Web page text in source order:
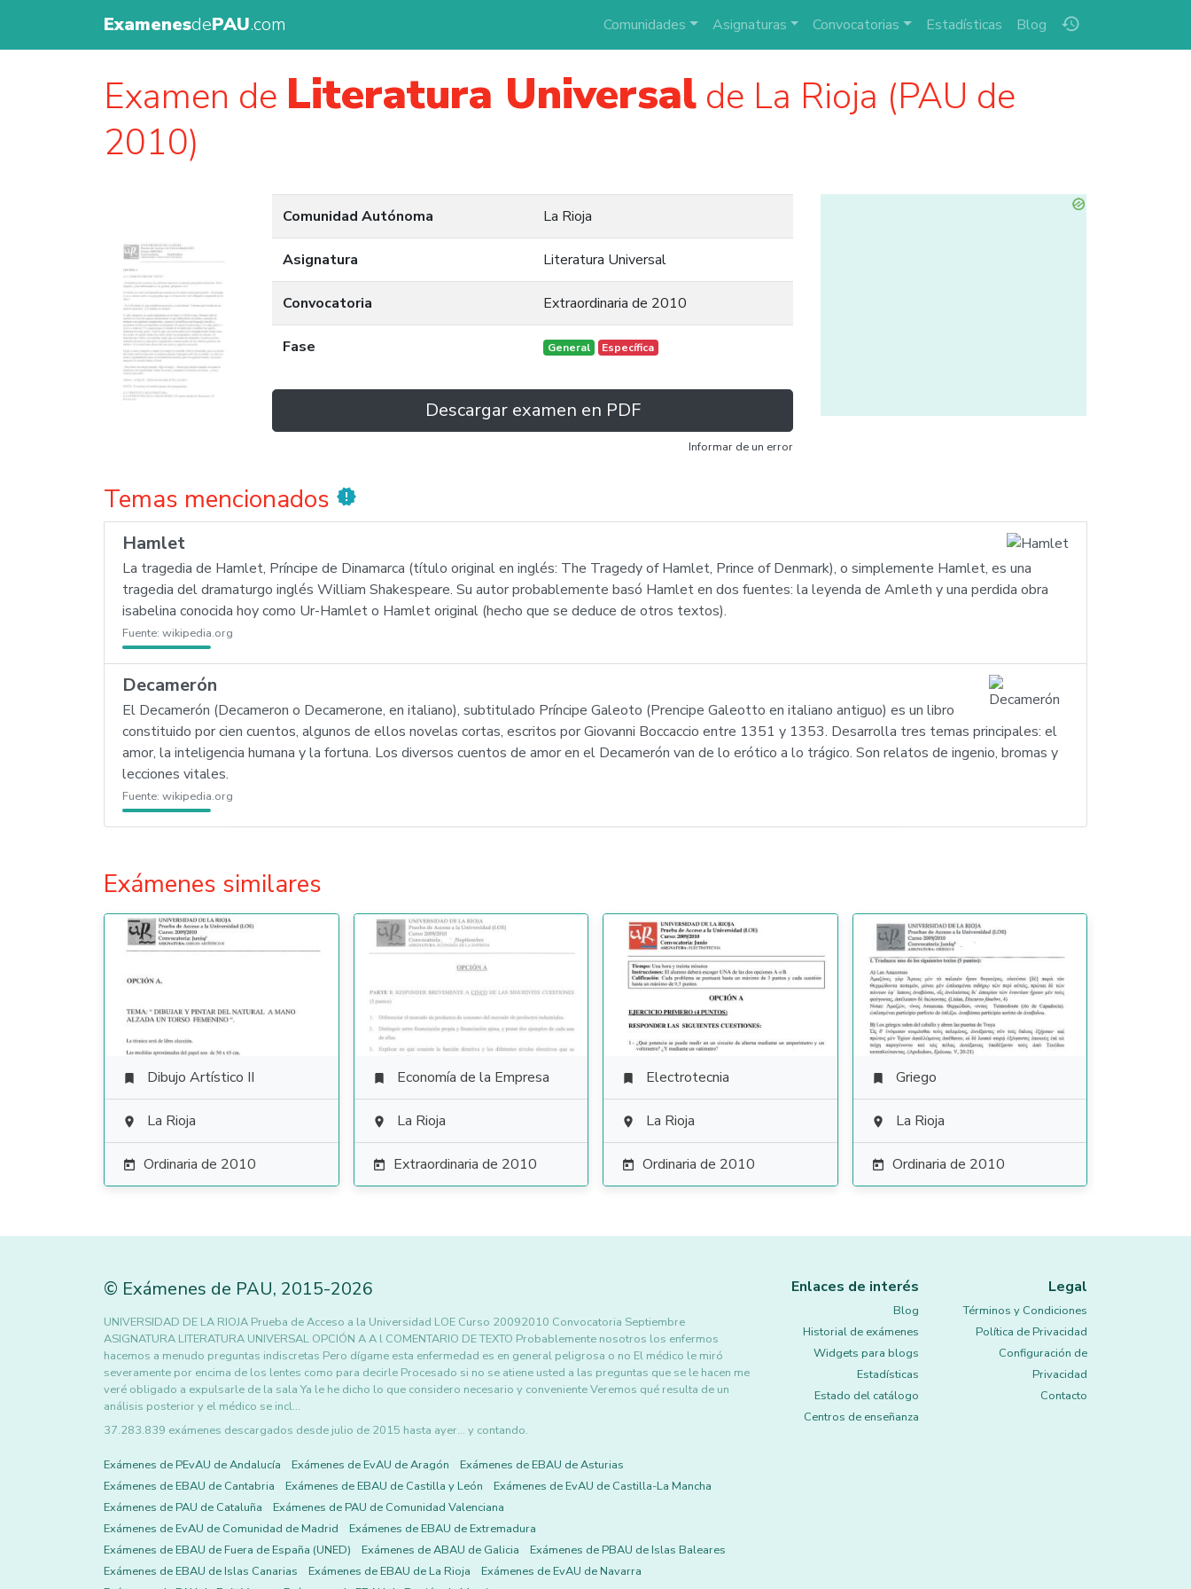
ExamenesdePAU.com history
Comunidades Asignaturas Convocatorias Estadísticas Blog
Examen de Literatura Universal de La Rioja (PAU de
2010)
Comunidad Autónoma La Rioja
Asignatura Literatura Universal
Convocatoria Extraordinaria de 2010
Fase General Específica
Descargar examen en PDF
Informar de un error
Temas mencionados new_releases
Hamlet
La tragedia de Hamlet, Príncipe de Dinamarca (título original en inglés: The Tragedy of Hamlet, Prince of Denmark), o simplemente Hamlet, es una
tragedia del dramaturgo inglés William Shakespeare. Su autor probablemente basó Hamlet en dos fuentes: la leyenda de Amleth y una perdida obra
isabelina conocida hoy como Ur-Hamlet o Hamlet original (hecho que se deduce de otros textos).
Fuente: wikipedia.org
Decamerón
El Decamerón (Decameron o Decamerone, en italiano), subtitulado Príncipe Galeoto (Prencipe Galeotto en italiano antiguo) es un libro
constituido por cien cuentos, algunos de ellos novelas cortas, escritos por Giovanni Boccaccio entre 1351 y 1353. Desarrolla tres temas principales: el
amor, la inteligencia humana y la fortuna. Los diversos cuentos de amor en el Decamerón van de lo erótico a lo trágico. Son relatos de ingenio, bromas y
lecciones vitales.
Fuente: wikipedia.org
Exámenes similares
 Dibujo Artístico II
 La Rioja
 Ordinaria de 2010
 Economía de la Empresa
 La Rioja
 Extraordinaria de 2010
 Electrotecnia
 La Rioja
 Ordinaria de 2010
 Griego
 La Rioja
 Ordinaria de 2010
© Exámenes de PAU, 2015-2026
UNIVERSIDAD DE LA RIOJA Prueba de Acceso a la Universidad LOE Curso 20092010 Convocatoria Septiembre
ASIGNATURA LITERATURA UNIVERSAL OPCIÓN A A l COMENTARIO DE TEXTO Probablemente nosotros los enfermos
hacemos a menudo preguntas indiscretas Pero dígame esta enfermedad es en general peligrosa o no El médico le miró
severamente por encima de los lentes como para decirle Procesado si no se atiene usted a las preguntas que se le hacen me
veré obligado a expulsarle de la sala Ya le he dicho lo que considero necesario y conveniente Veremos qué resulta de un
análisis posterior y el médico se incl…
37.283.839 exámenes descargados desde julio de 2015 hasta ayer... y contando.
Exámenes de PEvAU de Andalucía Exámenes de EvAU de Aragón
Exámenes de EBAU de Asturias
Exámenes de EBAU de Cantabria
Exámenes de EBAU de Castilla y León
Exámenes de EvAU de Castilla-La Mancha
Exámenes de PAU de Cataluña
Exámenes de PAU de Comunidad Valenciana
Exámenes de EvAU de Comunidad de Madrid
Exámenes de EBAU de Extremadura
Exámenes de EBAU de Fuera de España (UNED)
Exámenes de ABAU de Galicia
Exámenes de PBAU de Islas Baleares
Exámenes de EBAU de Islas Canarias
Exámenes de EBAU de La Rioja
Exámenes de EvAU de Navarra
Enlaces de interés
Blog
Historial de exámenes
Widgets para blogs
Estadísticas
Estado del catálogo
Centros de enseñanza
Legal
Términos y Condiciones
Política de Privacidad
Configuración de
Privacidad
Contacto